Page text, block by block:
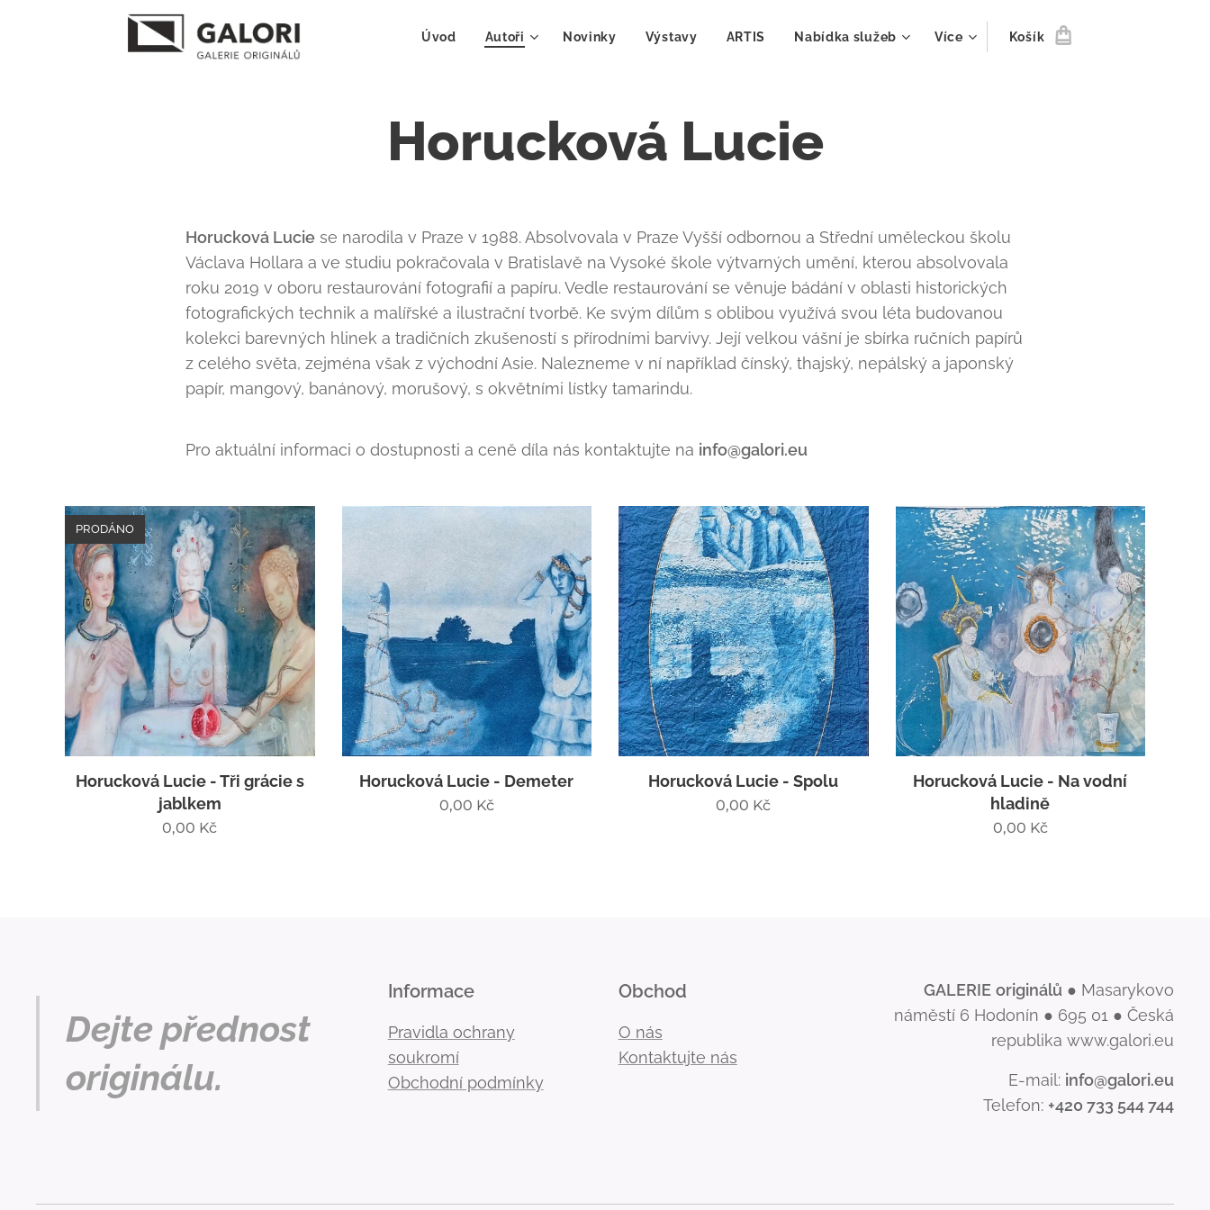
Úvod Autoři Novinky Výstavy ARTIS Nabídka služeb Více Košík
Horucková Lucie
Horucková Luciese narodila v Praze v 1988. Absolvovala v Praze Vyšší odbornou a Střední uměleckou školu
Václava Hollara a ve studiu pokračovala v Bratislavě na Vysoké škole výtvarných umění, kterou absolvovala
roku 2019 v oboru restaurování fotografií a papíru. Vedle restaurování se věnuje bádání v oblasti historických
fotografických technik a malířské a ilustrační tvorbě. Ke svým dílům s oblibou využívá svou léta budovanou
kolekci barevných hlinek a tradičních zkušeností s přírodními barvivy. Její velkou vášní je sbírka ručních papírů
z celého světa, zejména však z východní Asie. Nalezneme v ní například čínský, thajský, nepálský a japonský
papír, mangový, banánový, morušový, s okvětními lístky tamarindu.
Pro aktuální informaci o dostupnosti a ceně díla nás kontaktujte na info@galori.eu
Horucková Lucie - Tři grácie s
jablkem
PRODÁNO
0,00 Kč
Horucková Lucie - Demeter
0,00 Kč
Horucková Lucie - Spolu
0,00 Kč
Horucková Lucie - Na vodní
hladině
0,00 Kč
Dejte přednost
originálu.
Informace
Pravidla ochrany
soukromí
Obchodní podmínky
Obchod
O nás
Kontaktujte nás
GALERIE originálů ● Masarykovo
náměstí 6 Hodonín ● 695 01 ● Česká
republika www.galori.eu
E-mail: info@galori.eu
Telefon: +420 733 544 744